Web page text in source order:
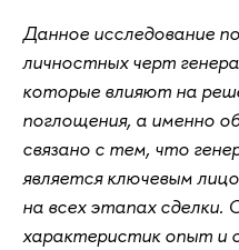
Данное исследование
личностных черт
которые влияют на
поглощения, а именно
связано с тем, что
является ключевым
на всех этапах сделки.
характеристик опыт и